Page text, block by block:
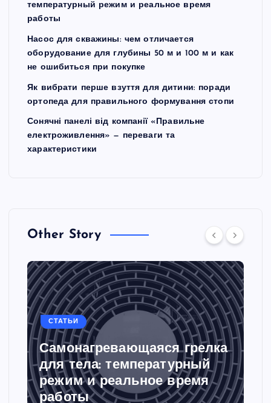
температурный режим и реальное время
работы
Насос для скважины: чем отличается
оборудование для глубины 50 м и 100 м и как
не ошибиться при покупке
Як вибрати перше взуття для дитини: поради
ортопеда для правильного формування стопи
Сонячні панелі від компанії «Правильне
електроживлення» — переваги та
характеристики
Other Story
СТАТЬИ
Самонагревающаяся грелка
для тела: температурный
режим и реальное время
работы